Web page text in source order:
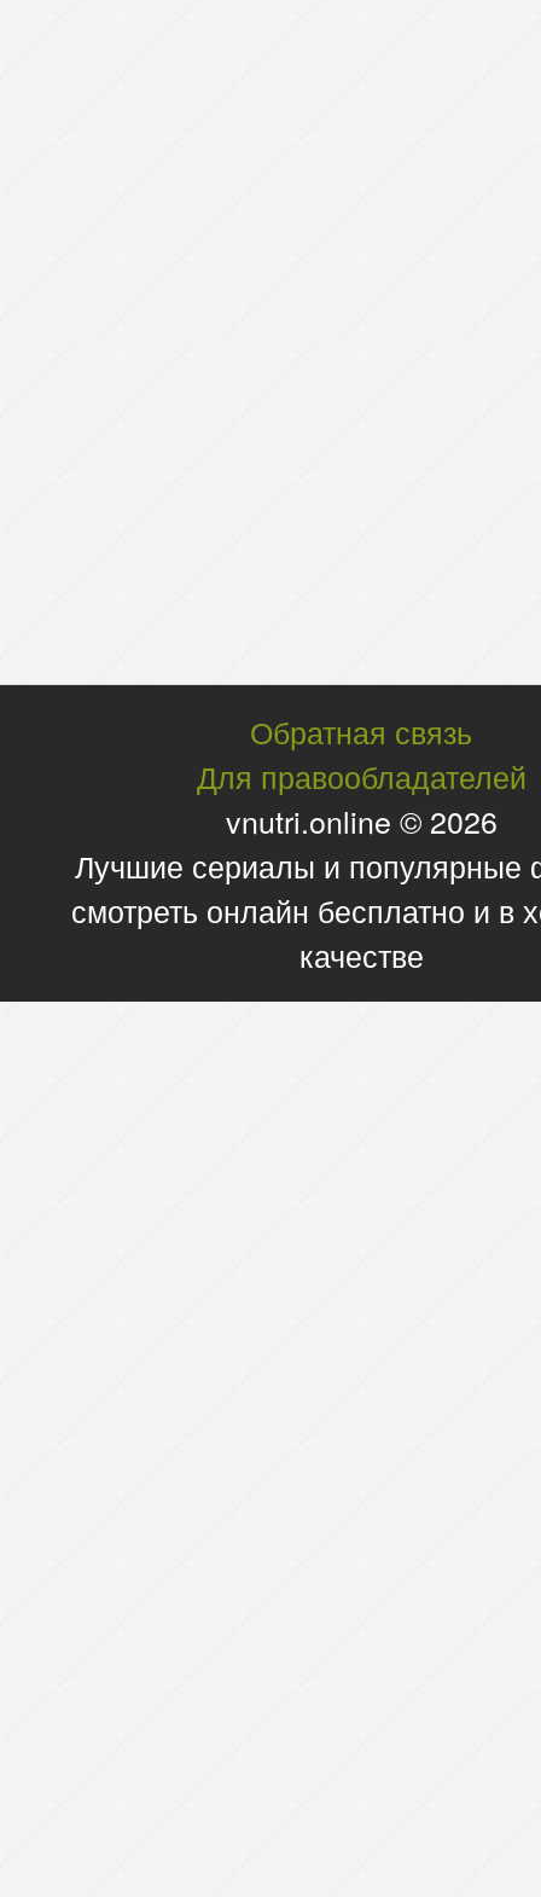
Обратная связь
Для правообладателей
vnutri.online © 2026
Лучшие сериалы и
смотреть онлайн бесплатно и в
качестве